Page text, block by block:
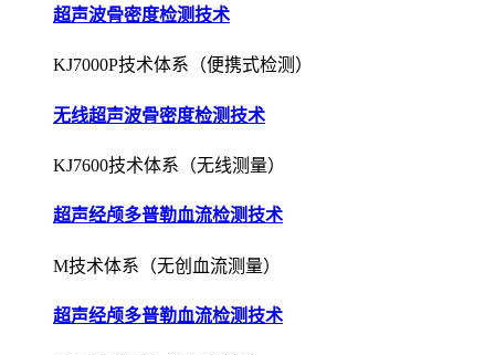
超声波骨密度检测技术
KJ7000P技术体系（便携式检测）
无线超声波骨密度检测技术
KJ7600技术体系（无线测量）
超声经颅多普勒血流检测技术
M技术体系（无创血流测量）
超声经颅多普勒血流检测技术